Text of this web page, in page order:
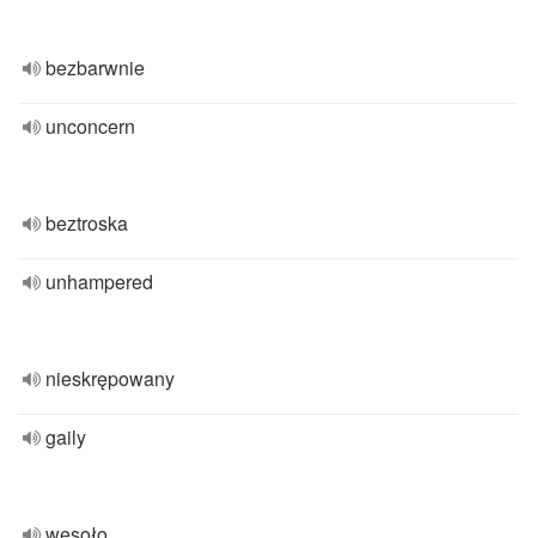
bezbarwnie
unconcern
beztroska
unhampered
nieskrępowany
gaily